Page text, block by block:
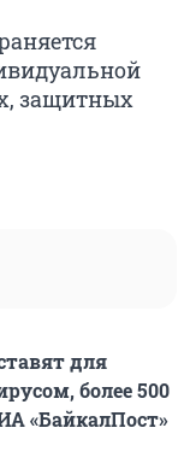
защитных
для
более 500
«БайкалПост»